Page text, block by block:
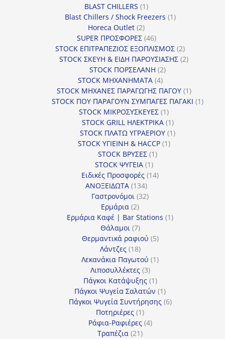
BLAST CHILLERS 11
προϊόν
Blast Chillers / Shock Freezers 11
Horeca Outlet 22
προϊόντα
SUPER ΠΡΟΣΦΟΡΕΣ 4646
προϊόντα
STOCK ΕΠΙΤΡΑΠΕΖΙΟΣ ΕΞΟΠΛΙΣΜΟΣ 22
προϊόντα
STOCK ΣΚΕΥΗ & ΕΙΔΗ ΠΑΡΟΥΣΙΑΣΗΣ 22
STOCK ΠΟΡΣΕΛΑΝΗ 22
STOCK ΜΗΧΑΝΗΜΑΤΑ 44
προϊόντα
STOCK ΜΗΧΑΝΕΣ ΠΑΡΑΓΩΓΗΣ ΠΑΓΟΥ 11
προϊόν
STOCK ΠΟΥ ΠΑΡΑΓΟΥΝ ΣΥΜΠΑΓΕΣ ΠΑΓΑΚΙ 11
STOCK ΜΙΚΡΟΣΥΣΚΕΥΕΣ 11
προϊόν
STOCK GRILL ΗΛΕΚΤΡΙΚΑ 11
προϊόν
STOCK ΠΛΑΤΩ ΥΓΡΑΕΡΙΟΥ 11
STOCK ΥΓΙΕΙΝΗ & HACCP 11
STOCK ΒΡΥΣΕΣ 11
STOCK ΨΥΓΕΙΑ 11
προϊόν
Ειδικές Προσφορές 1414
ΑΝΟΞΕΙΔΩΤΑ 134134
προϊόντα
Γαστρονόμοι 3232
Ερμάρια 22
προϊόντα
Ερμάρια Καφέ | Bar Stations 11
Θάλαμοι 77
προϊόντα
Θερμαντικά ραφιού 55
Λάντζες 1818
προϊόντα
Λεκανάκια Παγωτού 11
Λιποσυλλέκτες 33
προϊόντα
Πάγκοι Κατάψυξης 11
προϊόν
Πάγκοι Ψυγεία Σαλατών 11
προϊόν
Πάγκοι Ψυγεία Συντήρησης 66
Ποτηριέρες 11
προϊόν
Ράφια-Ραφιέρες 44
Τραπέζια 2121